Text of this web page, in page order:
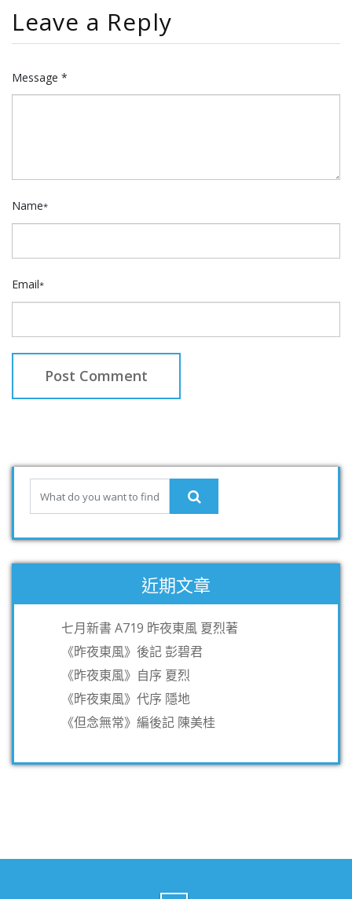
Leave a Reply
Message *
Name*
Email*
近期文章
七月新書 A719 昨夜東風 夏烈著
《昨夜東風》後記 彭碧君
《昨夜東風》自序 夏烈
《昨夜東風》代序 隱地
《但念無常》編後記 陳美桂